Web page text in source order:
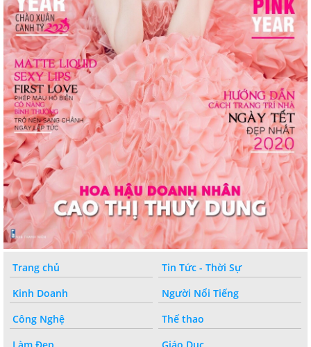
Trang chủ
Tin Tức - Thời Sự
Kinh Doanh
Người Nổi Tiếng
Công Nghệ
Thế thao